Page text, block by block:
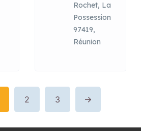
Rochet, La
Possession
97419,
Réunion
2 3